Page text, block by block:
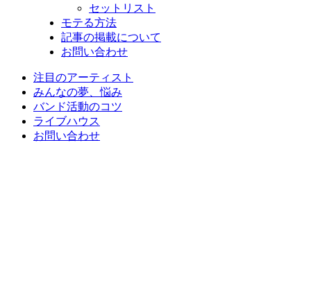
セットリスト
モテる方法
記事の掲載について
お問い合わせ
注目のアーティスト
みんなの夢、悩み
バンド活動のコツ
ライブハウス
お問い合わせ